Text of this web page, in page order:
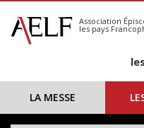
S'abonner
Calendrier
Association
les pays
LA MESSE